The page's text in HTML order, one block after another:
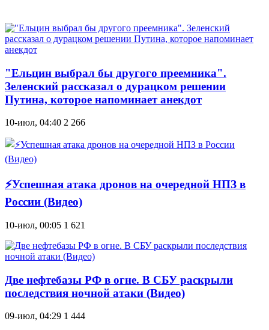
"Ельцин выбрал бы другого преемника".
Зеленский рассказал о дурацком решении
Путина, которое напоминает анекдот
10-июл, 04:40 2 266
⚡Успешная атака дронов на очередной НПЗ в
России (Видео)
10-июл, 00:05 1 621
Две нефтебазы РФ в огне. В СБУ раскрыли
последствия ночной атаки (Видео)
09-июл, 04:29 1 444